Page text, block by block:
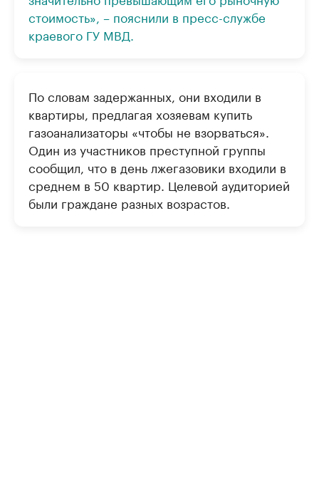
стоимость», – пояснили в пресс-службе
краевого ГУ МВД.
По словам задержанных, они входили в
квартиры, предлагая хозяевам купить
газоанализаторы «чтобы не взорваться».
Один из участников преступной группы
сообщил, что в день лжегазовики входили в
среднем в 50 квартир. Целевой аудиторией
были граждане разных возрастов.